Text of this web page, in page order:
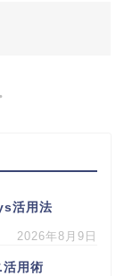
活用法
2026年8月9日
活用術